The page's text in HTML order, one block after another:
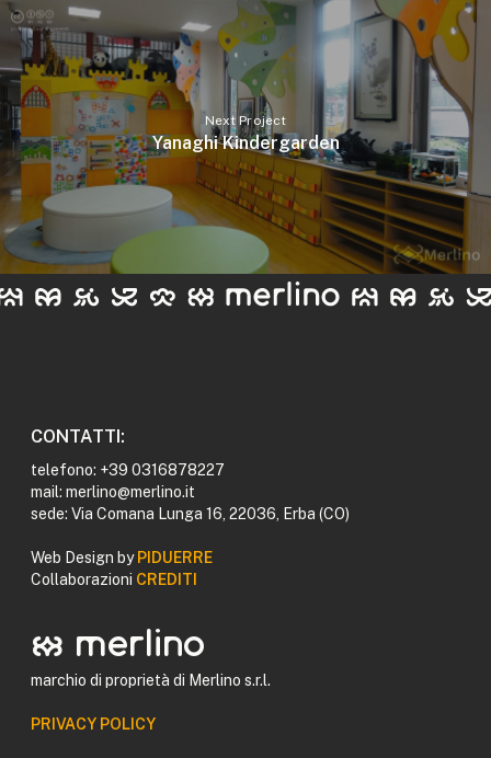
Next Project
Yanaghi Kindergarden
CONTATTI:
telefono: +39 0316878227
mail: merlino@merlino.it
sede: Via Comana Lunga 16, 22036, Erba (CO)
Web Design by PIDUERRE
Collaborazioni CREDITI
logomerlino merlino
marchio di proprietà di Merlino s.r.l.
PRIVACY POLICY